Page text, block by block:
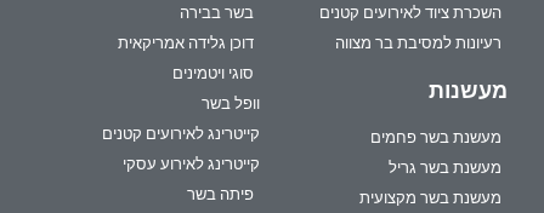
השכרת ציוד לאירועים קטנים
רעיונות למסיבת בר מצווה
מעשנות
מעשנת בשר פחמים
מעשנת בשר גריל
מעשנת בשר מקצועית
בשר בבירה
דוכן גלידה אמריקאית
סוגי ויטמינים
וופל בשר
קייטרינג לאירועים קטנים
קייטרינג לאירוע עסקי
פיתה בשר